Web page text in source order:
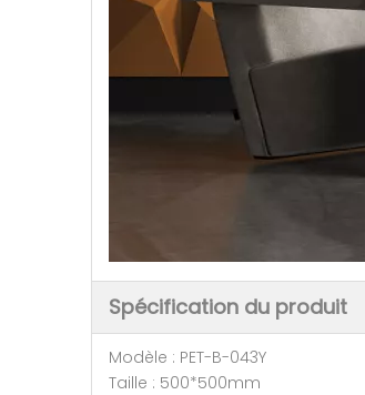
Spécification du produit
Modèle : PET-B-043Y
Taille : 500*500mm